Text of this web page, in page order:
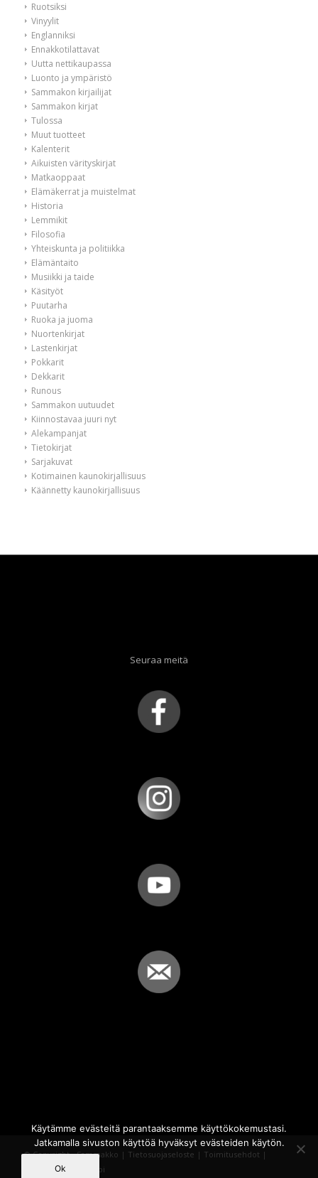
Ruotsiksi
Vinyylit
Englanniksi
Ennakkotilattavat
Uutta nettikaupassa
Luonto ja ympäristö
Sammakon kirjailijat
Sammakon kirjat
Tulossa
Muut tuotteet
Kalenterit
Aikuisten värityskirjat
Matkaoppaat
Elämäkerrat ja muistelmat
Historia
Lemmikit
Filosofia
Yhteiskunta ja politiikka
Elämäntaito
Musiikki ja taide
Käsityöt
Puutarha
Ruoka ja juoma
Nuortenkirjat
Lastenkirjat
Pokkarit
Dekkarit
Runous
Sammakon uutuudet
Kiinnostavaa juuri nyt
Alekampanjat
Tietokirjat
Sarjakuvat
Kotimainen kaunokirjallisuus
Käännetty kaunokirjallisuus
Seuraa meitä
© Copyright - Sammakko | Tietosuojaseloste | Toimitusehdot |
Powered by
iQWebbi
Käytämme evästeitä parantaaksemme käyttökokemustasi.
Jatkamalla sivuston käyttöä hyväksyt evästeiden käytön.
Ok